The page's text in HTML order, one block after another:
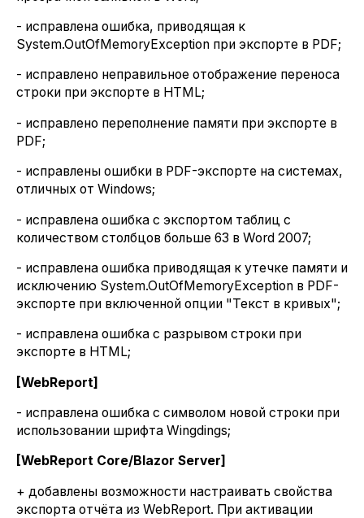
- исправлена ошибка, приводящая к
System.OutOfMemoryException при экспорте в PDF;
- исправлено неправильное отображение переноса
строки при экспорте в HTML;
- исправлено переполнение памяти при экспорте в
PDF;
- исправлены ошибки в PDF-экспорте на системах,
отличных от Windows;
- исправлена ошибка с экспортом таблиц с
количеством столбцов больше 63 в Word 2007;
- исправлена ошибка приводящая к утечке памяти и
исключению System.OutOfMemoryException в PDF-
экспорте при включенной опции "Текст в кривых";
- исправлена ошибка с разрывом строки при
экспорте в HTML;
[WebReport]
- исправлена ошибка с символом новой строки при
использовании шрифта Wingdings;
[WebReport Core/Blazor Server]
+ добавлены возможности настраивать свойства
экспорта отчёта из WebReport. При активации